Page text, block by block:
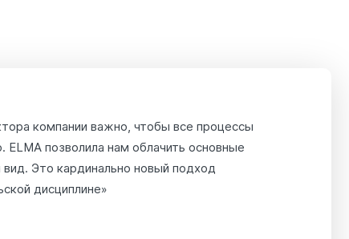
компании важно, чтобы все процессы
позволила нам облачить основные
Это кардинально новый подход
дисциплине»